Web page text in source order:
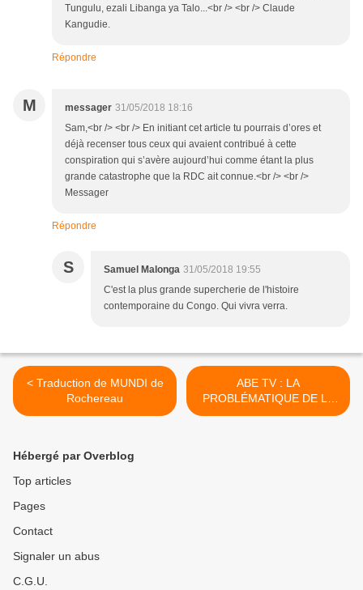
Tungulu, ezali Libanga ya Talo...<br /> <br /> Claude
Kangudie.
Répondre
M messager 31/05/2018 18:16
Sam,<br /> <br /> En initiant cet article tu pourrais d’ores et
déjà recenser tous ceux qui avaient contribué à cette
conspiration qui s’avère aujourd’hui comme étant la plus
grande catastrophe que la RDC ait connue.<br /> <br />
Messager
Répondre
S Samuel Malonga 31/05/2018 19:55
C'est la plus grande supercherie de l'histoire
contemporaine du Congo. Qui vivra verra.
< Traduction de MUNDI de
Rochereau
ABE TV : LA
PROBLÉMATIQUE DE LA
JEUNESSE CONGOLAISE
Hébergé par Overblog
Top articles
Pages
Contact
Signaler un abus
C.G.U.